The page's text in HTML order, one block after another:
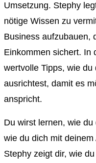
Umsetzung. Stephy
nötige Wissen zu
Business aufzubauen,
Einkommen sichert. In
wertvolle Tipps, wie
ausrichtest, damit es
anspricht.
Du wirst lernen, wie
wie du dich mit
Stephy zeigt dir, wie